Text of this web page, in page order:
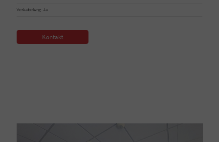
Verkabelung: Ja
Kontakt